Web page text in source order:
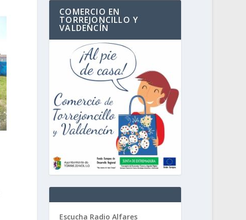
COMERCIO EN
TORREJONCILLO Y
VALDENCÍN
Escucha Radio Alfares